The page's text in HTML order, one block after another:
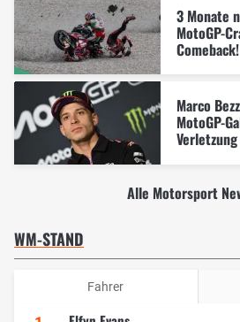
3 Monate
MotoGP-
Comeback!
Marco
MotoGP-
Alle Motorsport
WM-STAND
Fahrer